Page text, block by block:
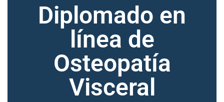
Diplomado en
línea de
Osteopatía
Visceral